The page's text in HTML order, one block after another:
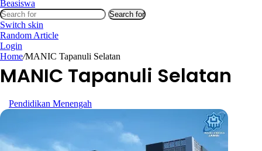
Beasiswa
Search for
Switch skin
Random Article
Login
Home/MANIC Tapanuli Selatan
MANIC Tapanuli Selatan
Pendidikan Menengah